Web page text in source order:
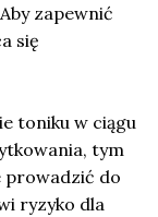
zapewnić
się
toniku w ciągu
tym
prowadzić do
ryzyko dla